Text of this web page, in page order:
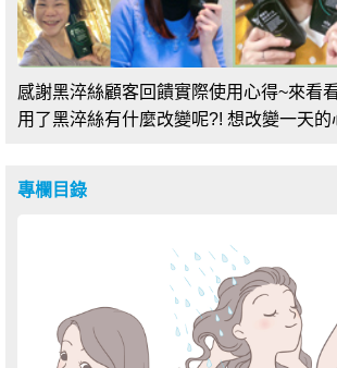
感謝黑淬絲顧客回饋實際使用心得~來看
用了黑淬絲有什麼改變呢?! 想改變一天的
專欄目錄